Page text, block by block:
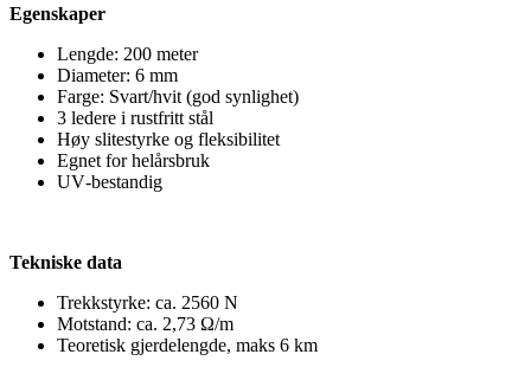
Egenskaper
Lengde: 200 meter
Diameter: 6 mm
Farge: Svart/hvit (god synlighet)
3 ledere i rustfritt stål
Høy slitestyrke og fleksibilitet
Egnet for helårsbruk
UV‑bestandig
Tekniske data
Trekkstyrke: ca. 2560 N
Motstand: ca. 2,73 Ω/m
Teoretisk gjerdelengde, maks 6 km